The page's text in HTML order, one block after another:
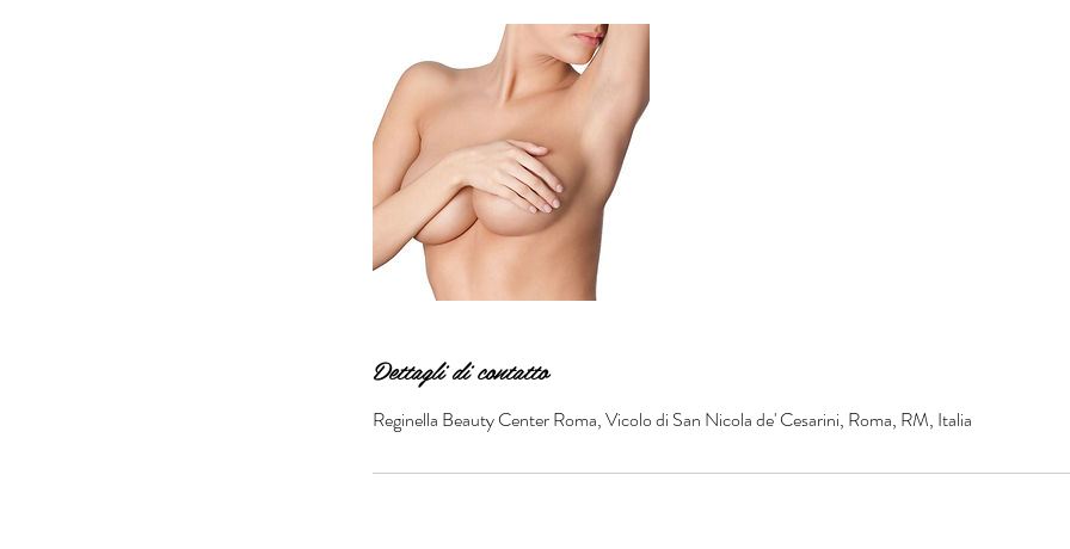
Dettagli di contatto
Reginella Beauty Center Roma, Vicolo di San Nicola de' Cesarini, Roma, RM, Italia